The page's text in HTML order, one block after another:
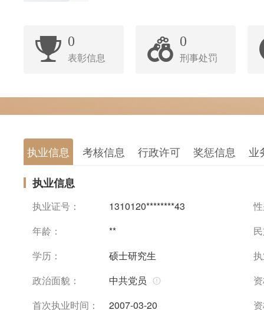
0
表彰信息
0
刑事处罚
执业信息 考核信息 行政许可 奖惩信息 业
执业信息
执业证号： 1310120********43
年龄：
**
学历：
硕士研究生
政治面貌：
中共党员
首次执业时间：
2007-03-20